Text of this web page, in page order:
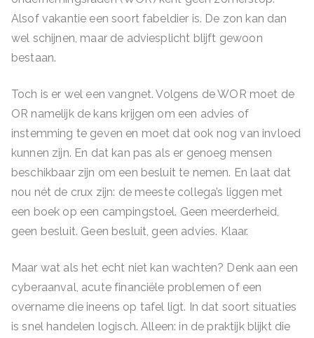
Alsof vakantie een soort fabeldier is. De zon kan dan
wel schijnen, maar de adviesplicht blijft gewoon
bestaan.
Toch is er wel een vangnet. Volgens de WOR moet de
OR namelijk de kans krijgen om een advies of
instemming te geven en moet dat ook nog van invloed
kunnen zijn. En dat kan pas als er genoeg mensen
beschikbaar zijn om een besluit te nemen. En laat dat
nou nét de crux zijn: de meeste collega’s liggen met
een boek op een campingstoel. Geen meerderheid,
geen besluit. Geen besluit, geen advies. Klaar.
Maar wat als het echt niet kan wachten? Denk aan een
cyberaanval, acute financiële problemen of een
overname die ineens op tafel ligt. In dat soort situaties
is snel handelen logisch. Alleen: in de praktijk blijkt die